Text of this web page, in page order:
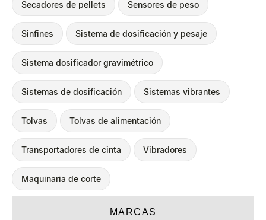
MARCAS
Secadores de pellets Sensores de peso
Sinfines Sistema de dosificación y pesaje
Sistema dosificador gravimétrico
Sistemas de dosificación Sistemas vibrantes
Tolvas Tolvas de alimentación
Transportadores de cinta Vibradores
Maquinaria de corte